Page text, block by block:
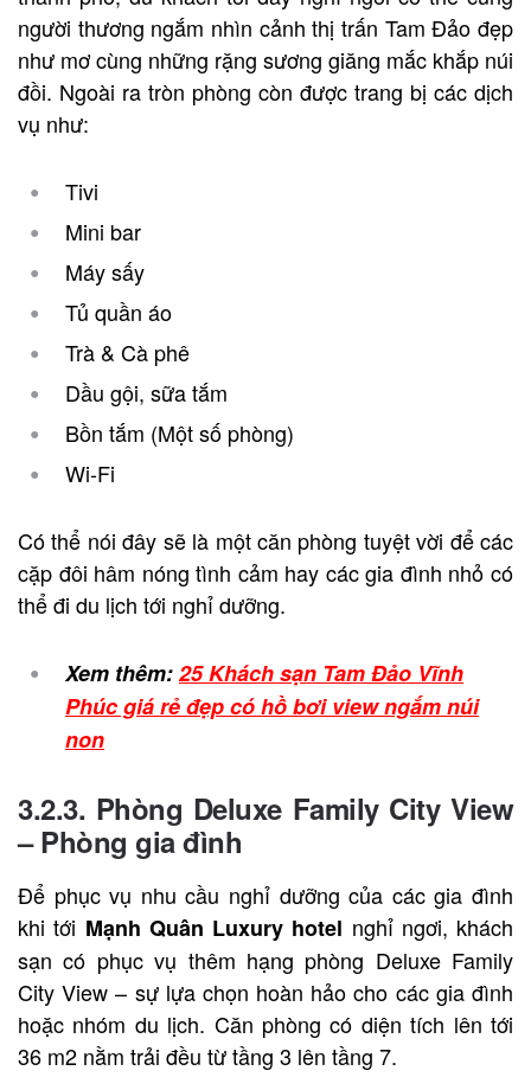
người thương ngắm nhìn cảnh thị trấn Tam Đảo đẹp
như mơ cùng những rặng sương giăng mắc khắp núi
đồi. Ngoài ra tròn phòng còn được trang bị các dịch
vụ như:
Tivi
Mini bar
Máy sấy
Tủ quần áo
Trà & Cà phê
Dầu gội, sữa tắm
Bồn tắm (Một số phòng)
Wi-Fi
Có thể nói đây sẽ là một căn phòng tuyệt vời để các
cặp đôi hâm nóng tình cảm hay các gia đình nhỏ có
thể đi du lịch tới nghỉ dưỡng.
Xem thêm:25 Khách sạn Tam Đảo Vĩnh
Phúc giá rẻ đẹp có hồ bơi view ngắm núi
non
3.2.3. Phòng Deluxe Family City View
– Phòng gia đình
Để phục vụ nhu cầu nghỉ dưỡng của các gia đình
khi tới Mạnh Quân Luxury hotel nghỉ ngơi, khách
sạn có phục vụ thêm hạng phòng Deluxe Family
City View – sự lựa chọn hoàn hảo cho các gia đình
hoặc nhóm du lịch. Căn phòng có diện tích lên tới
36 m2 nằm trải đều từ tầng 3 lên tầng 7.